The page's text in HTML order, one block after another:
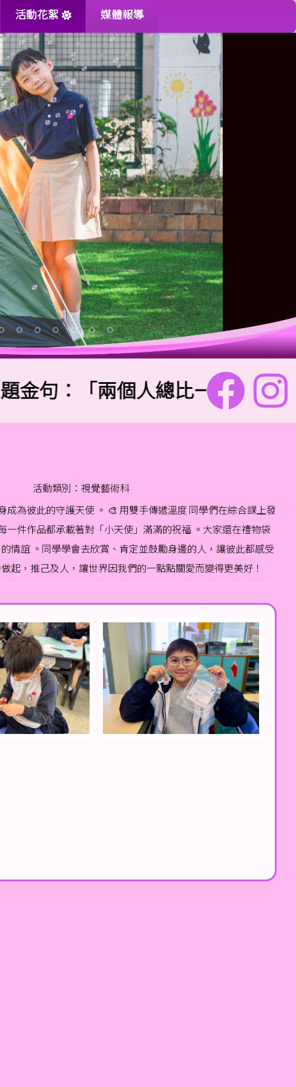
活動花絮 媒體報導
句：「兩個人總比一個人好,因為
活動類別：視覺藝術科
為彼此的守護天使 。 🎨 用雙手傳遞溫度 同學們在綜合課上發
件作品都承載著對「小天使」滿滿的祝福 。大家還在禮物袋
情誼 。同學學會去欣賞、肯定並鼓勵身邊的人，讓彼此都感受
起，推己及人，讓世界因我們的一點點關愛而變得更美好！